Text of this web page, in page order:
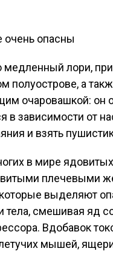
медленный лори,
полуострове, а
очаровашкой: он
в зависимости от
и взять
в мире ядовитых
плечевыми
выделяют
тела, смешивая яд
Вдобавок
мышей,